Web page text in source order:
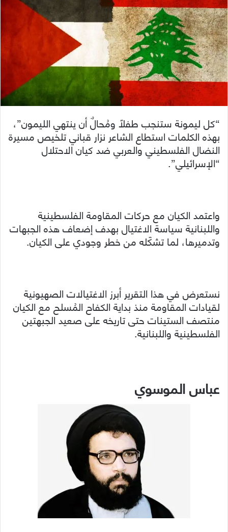
“كل ليمونة ستنجب طفلاً ومُحالٌ أن ينتهي الليمون”،
بهذه الكلمات استطاع الشاعر نزار قباني تلخيص مسيرة
النضال الفلسطيني والعربي ضد كيان الاحتلال
“الإسرائيلي”.
واعتمد الكيان مع حركات المقاومة الفلسطينية
واللبنانية سياسة الاغتيال بهدف إضعاف هذه الجبهات
وتدميرها، لما تشكّله من خطر وجودي على الكيان.
نستعرض في هذا التقرير أبرز الاغتيالات الصهيونية
لقيادات المقاومة منذ بداية الكفاح المُسلح مع الكيان
منتصف الستينات حتى تاريخه على صعيد الجبهتين
الفلسطينية واللبنانية.
عباس الموسوي